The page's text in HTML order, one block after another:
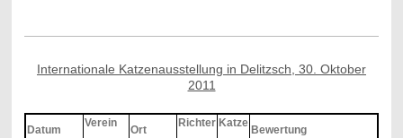
Internationale Katzenausstellung in Delitzsch, 30. Oktober
2011
Datum
Verein
Ort
Richter Katze
Bewertung